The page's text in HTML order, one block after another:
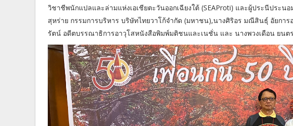
วิชาชีพนักแปลและล่ามแห่งเอเชียตะวันออกเฉียงใต้ (SEAProti) และผู้ประนีประ
สุหร่าย กรรมการบริหาร บริษัทไทยวาโก้จำกัด (มหาชน),นางศิริอร มณีสินธุ์ อัยกา
รัตน์ อดีตบรรณาธิการอาวุโสหนังสือพิมพ์มติชนและเนชั่น และ นางพวงเดือน ยนต